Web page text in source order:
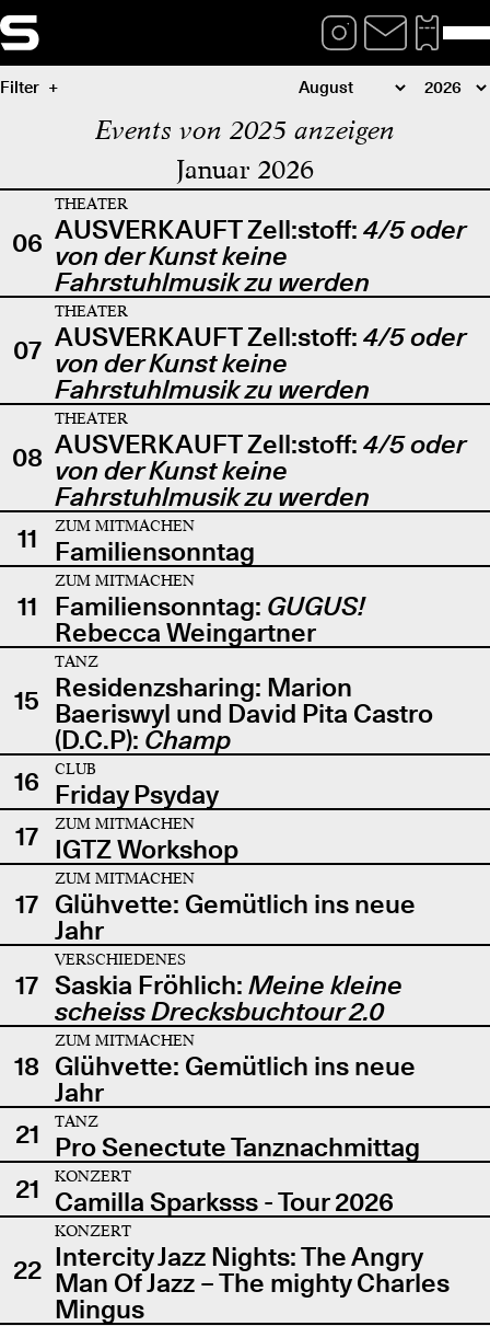
Filter
Events von 2025 anzeigen
Januar 2026
06
THEATER
AUSVERKAUFT Zell:stoff: 4/5 oder
von der Kunst keine
Fahrstuhlmusik zu werden
07
THEATER
AUSVERKAUFT Zell:stoff: 4/5 oder
von der Kunst keine
Fahrstuhlmusik zu werden
08
THEATER
AUSVERKAUFT Zell:stoff: 4/5 oder
von der Kunst keine
Fahrstuhlmusik zu werden
11
ZUM MITMACHEN
Familiensonntag
11
ZUM MITMACHEN
Familiensonntag: GUGUS!
Rebecca Weingartner
15
TANZ
Residenzsharing: Marion
Baeriswyl und David Pita Castro
(D.C.P): Champ
16
CLUB
Friday Psyday
17
ZUM MITMACHEN
IGTZ Workshop
17
ZUM MITMACHEN
Glühvette: Gemütlich ins neue
Jahr
17
VERSCHIEDENES
Saskia Fröhlich: Meine kleine
scheiss Drecksbuchtour 2.0
18
ZUM MITMACHEN
Glühvette: Gemütlich ins neue
Jahr
21
TANZ
Pro Senectute Tanznachmittag
21
KONZERT
Camilla Sparksss - Tour 2026
22
KONZERT
Intercity Jazz Nights: The Angry
Man Of Jazz – The mighty Charles
Mingus